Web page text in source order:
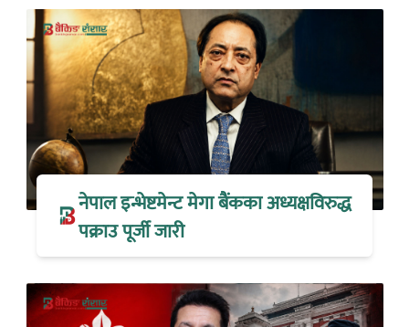
नेपाल इन्भेष्टमेन्ट मेगा बैंकका अध्यक्षविरुद्ध
पक्राउ पूर्जी जारी